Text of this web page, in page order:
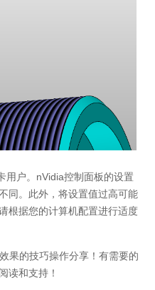
用户。nVidia控制面板的设置
同。此外，将设置值过高可能
根据您的计算机配置进行适度
果的技巧操作分享！有需要的
读和支持！